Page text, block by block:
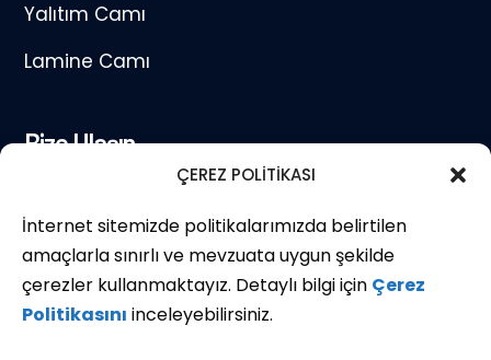
ÇEREZ POLİTİKASI
İnternet sitemizde politikalarımızda belirtilen
amaçlarla sınırlı ve mevzuata uygun şekilde
çerezler kullanmaktayız. Detaylı bilgi için Çerez
Politikasını inceleyebilirsiniz.
Yalıtım Camı
Lamine Camı
Bize Ulaşın
(+90) 501 711 79 09
Osmangazi, BURSA